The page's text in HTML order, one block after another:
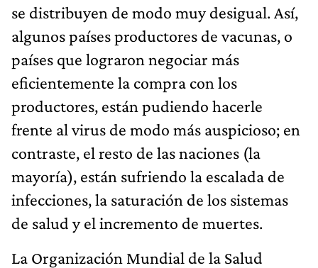
se distribuyen de modo muy desigual. Así,
algunos países productores de vacunas, o
países que lograron negociar más
eficientemente la compra con los
productores, están pudiendo hacerle
frente al virus de modo más auspicioso; en
contraste, el resto de las naciones (la
mayoría), están sufriendo la escalada de
infecciones, la saturación de los sistemas
de salud y el incremento de muertes.
La Organización Mundial de la Salud